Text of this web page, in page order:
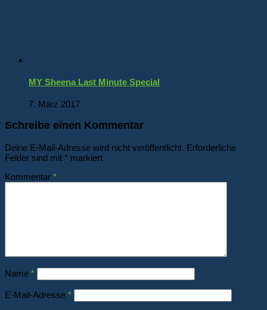
MY Sheena Last Minute Special
7. März 2017
Schreibe einen Kommentar
Deine E-Mail-Adresse wird nicht veröffentlicht. Erforderliche
Felder sind mit * markiert
Kommentar *
Name *
E-Mail-Adresse *